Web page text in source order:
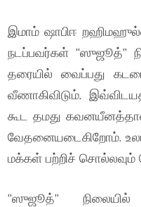
இமாம் ஷாபிஈ
நடப்பவர்கள் “ஸுஜூத்”
தரையில் வைப்பது
வீணாகிவிடும்.
கூட தமது
வேதனையடைகிறோம்.
மக்கள் பற்றிச் சொல்லவும்
“ஸுஜூத்”